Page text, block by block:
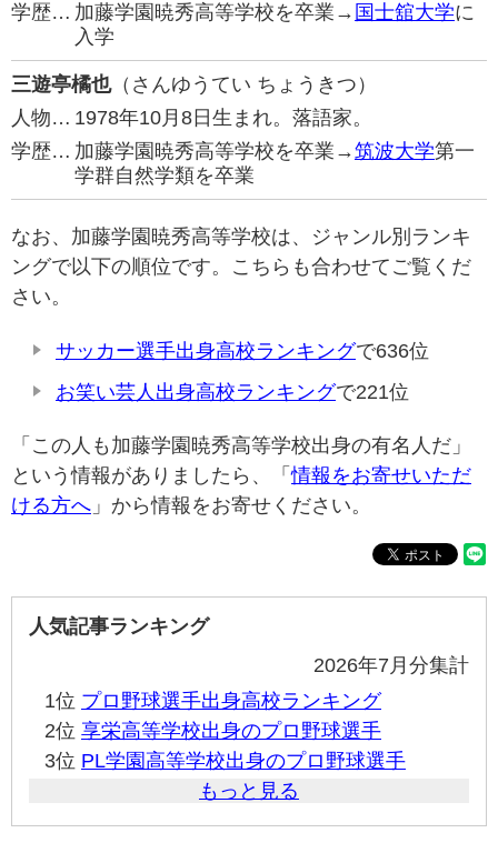
学歴… 加藤学園暁秀高等学校を卒業→ 国士舘大学に
入学
三遊亭橘也（さんゆうてい ちょうきつ）
人物… 1978年10月8日生まれ。落語家。
学歴… 加藤学園暁秀高等学校を卒業→筑波大学第一
学群自然学類を卒業
なお、加藤学園暁秀高等学校は、ジャンル別ランキ
ングで以下の順位です。こちらも合わせてご覧くだ
さい。
サッカー選手出身高校ランキングで636位
お笑い芸人出身高校ランキングで221位
「この人も加藤学園暁秀高等学校出身の有名人だ」
という情報がありましたら、「情報をお寄せいただ
ける方へ 」から情報をお寄せください。
人気記事ランキング
2026年7月分集計
1位 プロ野球選手出身高校ランキング
2位 享栄高等学校出身のプロ野球選手
3位 PL学園高等学校出身のプロ野球選手
もっと見る